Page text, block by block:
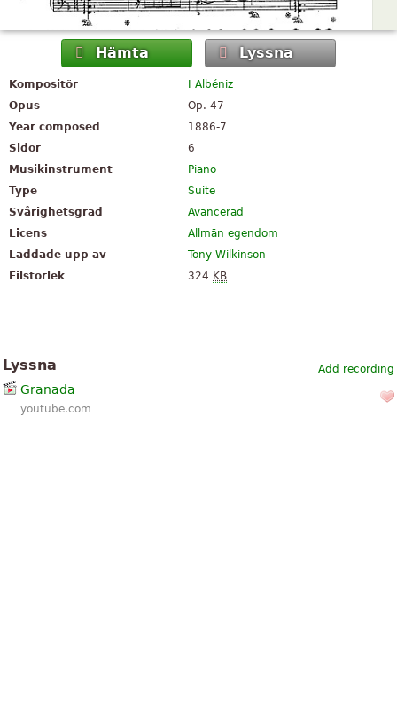
Hämta Lyssna
Kompositör
I Albéniz
Opus
Op. 47
Year composed
1886-7
Sidor
6
Musikinstrument
Piano
Type
Suite
Svårighetsgrad
Avancerad
Licens
Allmän egendom
Laddade upp av
Tony Wilkinson
Filstorlek
324 KB
Add recording
Lyssna
Granada
youtube.com